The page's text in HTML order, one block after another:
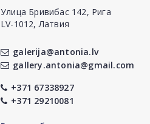
Улица Бривибас 142, Рига
LV-1012, Латвия
galerija@antonia.lv
gallery.antonia@gmail.com
+371 67338927
+371 29210081